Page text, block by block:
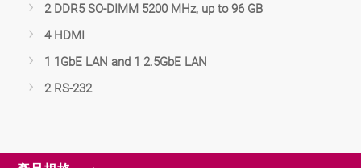
2 DDR5 SO-DIMM 5200 MHz, up to 96 GB
4 HDMI
1 1GbE LAN and 1 2.5GbE LAN
2 RS-232